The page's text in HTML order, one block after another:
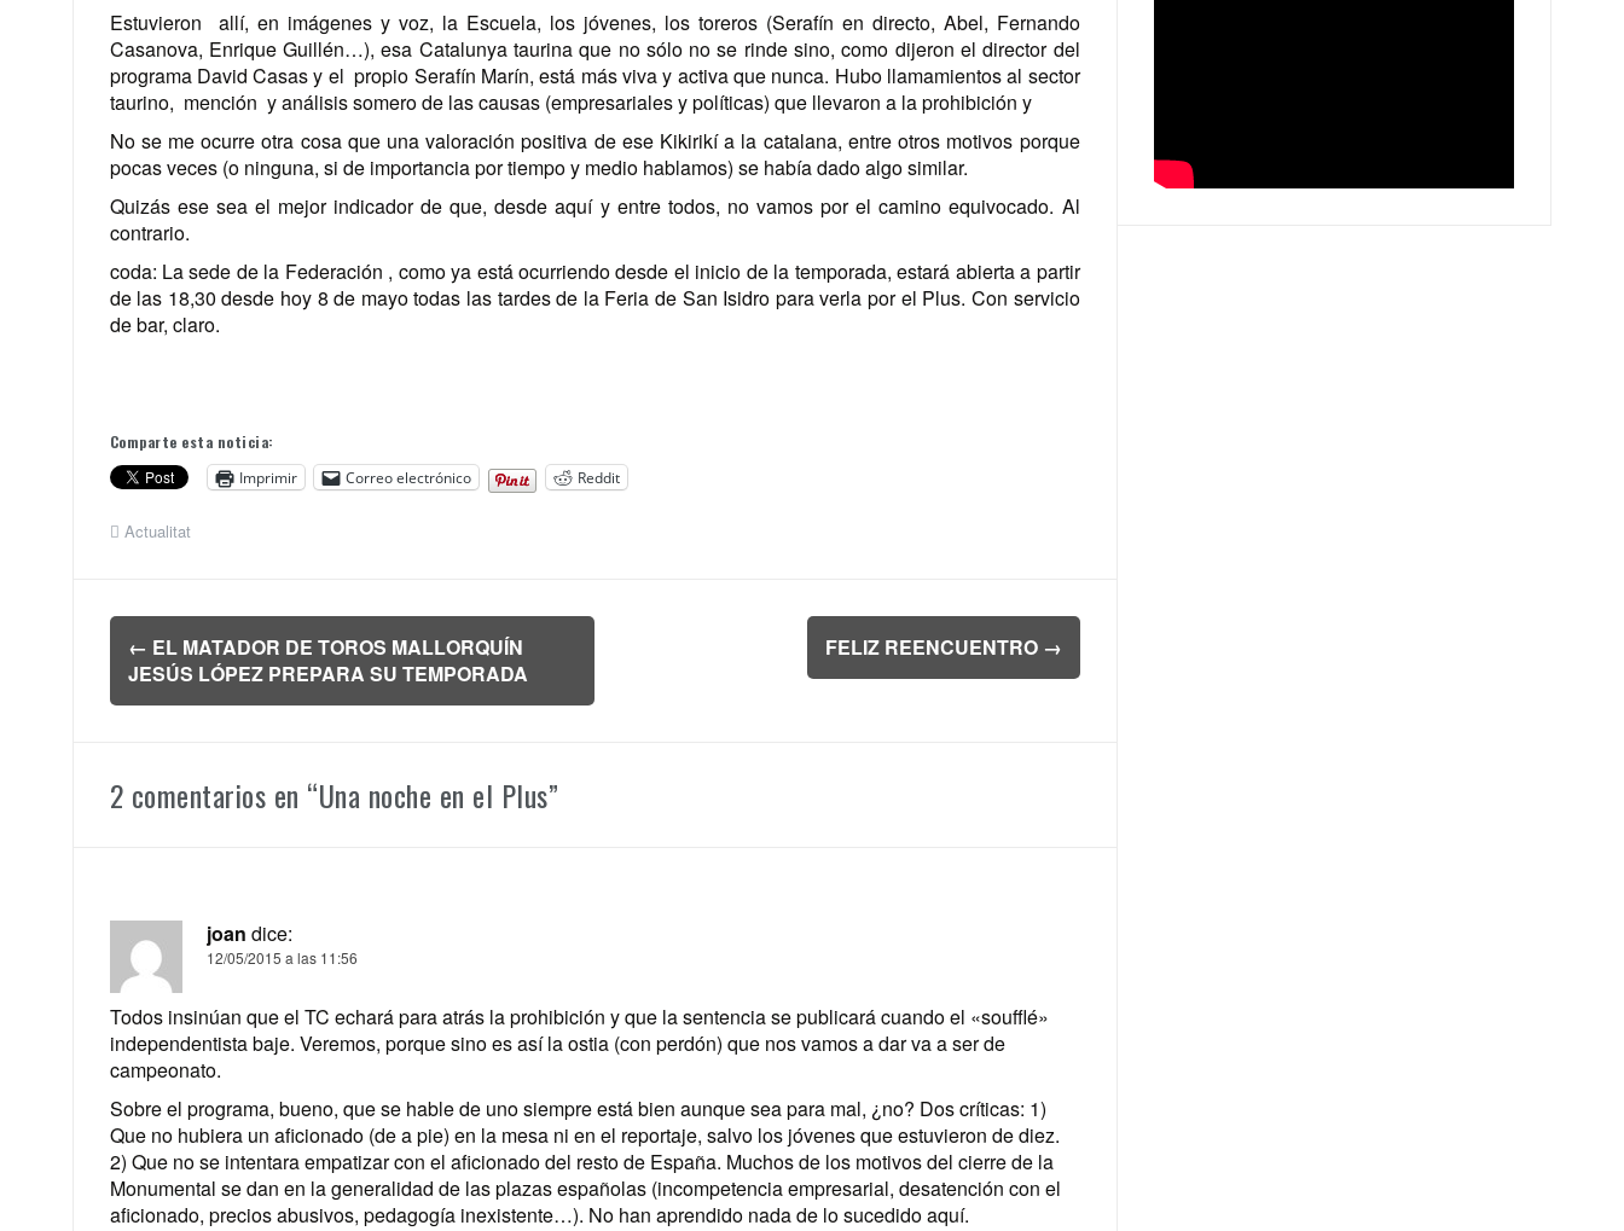
Estuvieron allí, en imágenes y voz, la Escuela, los jóvenes, los toreros (Serafín en directo, Abel, Fernando
Casanova, Enrique Guillén…), esa Catalunya taurina que no sólo no se rinde sino, como dijeron el director del
programa David Casas y el propio Serafín Marín, está más viva y activa que nunca. Hubo llamamientos al sector
taurino, mención y análisis somero de las causas (empresariales y políticas) que llevaron a la prohibición y
No se me ocurre otra cosa que una valoración positiva de ese Kikirikí a la catalana, entre otros motivos porque
pocas veces (o ninguna, si de importancia por tiempo y medio hablamos) se había dado algo similar.
Quizás ese sea el mejor indicador de que, desde aquí y entre todos, no vamos por el camino equivocado. Al
contrario.
coda: La sede de la Federación , como ya está ocurriendo desde el inicio de la temporada, estará abierta a partir
de las 18,30 desde hoy 8 de mayo todas las tardes de la Feria de San Isidro para verla por el Plus. Con servicio
de bar, claro.
Comparte esta noticia:
Imprimir
Correo electrónico Reddit
Actualitat
Navegación
de
entradas
← EL MATADOR DE TOROS MALLORQUÍN
JESÚS LÓPEZ PREPARA SU TEMPORADA
FELIZ REENCUENTRO →
2 comentarios en “Una noche en el Plus”
joan dice:
12/05/2015 a las 11:56
Todos insinúan que el TC echará para atrás la prohibición y que la sentencia se publicará cuando el «soufflé»
independentista baje. Veremos, porque sino es así la ostia (con perdón) que nos vamos a dar va a ser de
campeonato.
Sobre el programa, bueno, que se hable de uno siempre está bien aunque sea para mal, ¿no? Dos críticas: 1)
Que no hubiera un aficionado (de a pie) en la mesa ni en el reportaje, salvo los jóvenes que estuvieron de diez.
2) Que no se intentara empatizar con el aficionado del resto de España. Muchos de los motivos del cierre de la
Monumental se dan en la generalidad de las plazas españolas (incompetencia empresarial, desatención con el
aficionado, precios abusivos, pedagogía inexistente…). No han aprendido nada de lo sucedido aquí.